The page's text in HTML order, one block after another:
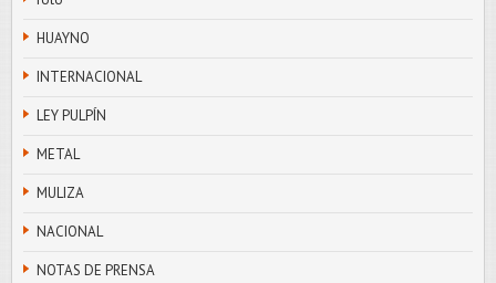
HUAYNO
INTERNACIONAL
LEY PULPÍN
METAL
MULIZA
NACIONAL
NOTAS DE PRENSA